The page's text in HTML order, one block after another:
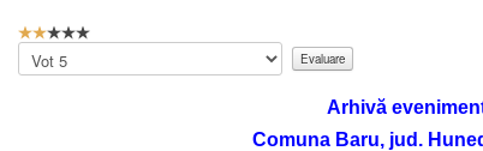
E
v
a
Vă
rugăm
Arhivă
Comuna Baru, jud.